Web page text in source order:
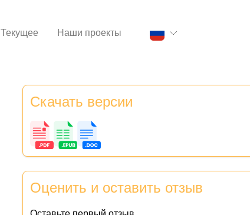
Текущее Наши проекты
Скачать версии
Оценить и оставить отзыв